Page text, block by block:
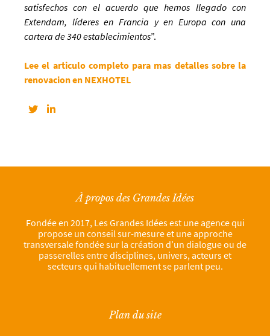
satisfechos con el acuerdo que hemos llegado con
Extendam, líderes en Francia y en Europa con una
cartera de 340 establecimientos”.
Lee el articulo completo para mas detalles sobre la
renovacion en NEXHOTEL
À propos des Grandes Idées
Fondée en 2017, Les Grandes Idées est une agence qui
propose un conseil sur-mesure et une approche
transversale fondée sur la création d’un dialogue ou de
passerelles entre disciplines, univers, acteurs et
secteurs qui habituellement se parlent peu.
Plan du site